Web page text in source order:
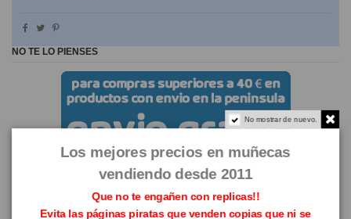
NO TE LO PIENSES
No mostrar de nuevo.
Los mejores precios en muñecas
vendiendo desde 2011
Que no te engañen con replicas!!
Evita las páginas piratas que venden copias que ni se